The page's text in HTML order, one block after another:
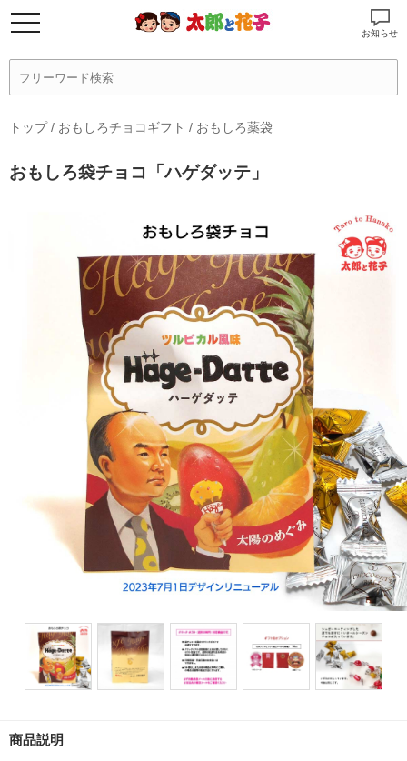
お知らせ
トップ/ おもしろチョコギフト / おもしろ薬袋
おもしろ袋チョコ「ハゲダッテ」
商品説明